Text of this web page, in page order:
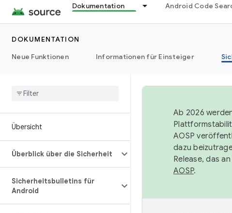
Dokumentation Android Code
DOKUMENTATION
Neue Funktionen
Informationen für Einsteiger
Übersicht
Überblick über die Sicherheit
Sicherheitsbulletins für
Android
Ab 2026
AOSP
dazu
Release, das
AOSP.